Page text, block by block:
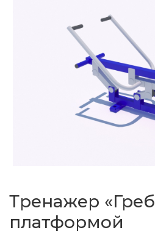
Тренажер
платформой